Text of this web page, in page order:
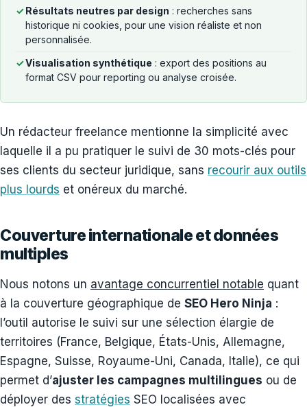
✓Résultats neutres par design : recherches sans
historique ni cookies, pour une vision réaliste et non
personnalisée.
✓Visualisation synthétique : export des positions au
format CSV pour reporting ou analyse croisée.
Un rédacteur freelance mentionne la simplicité avec
laquelle il a pu pratiquer le suivi de 30 mots-clés pour
ses clients du secteur juridique, sans recourir aux outils
plus lourds et onéreux du marché.
Couverture internationale et données
multiples
Nous notons un avantage concurrentiel notable quant
à la couverture géographique de SEO Hero Ninja :
l’outil autorise le suivi sur une sélection élargie de
territoires (France, Belgique, États-Unis, Allemagne,
Espagne, Suisse, Royaume-Uni, Canada, Italie), ce qui
permet d’ajuster les campagnes multilingues ou de
déployer des stratégies SEO localisées avec